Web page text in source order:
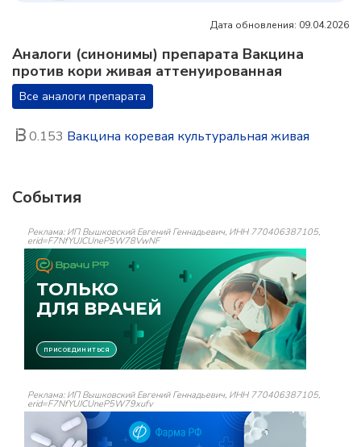
Дата обновления: 09.04.2026
Аналоги (синонимы) препарата Вакцина
против кори живая аттенуированная
Все аналоги препарата
0.153 Вакцина коревая культуральная живая
События
Реклама: ИП Вышковский Евгений Геннадьевич, ИНН 770406387105,
erid=F7NfYUJCUneP5W78VwNF
Реклама: ИП Вышковский Евгений Геннадьевич, ИНН 770406387105,
erid=F7NfYUJCUneP5W79xufv